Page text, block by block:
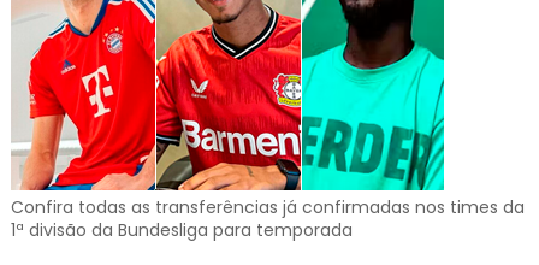
Confira todas as transferências já confirmadas nos times da
1ª divisão da Bundesliga para temporada